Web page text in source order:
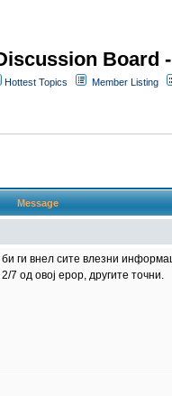
Board
Hottest Topics Member Listing
Message
ги внел сите влезни
7 од овој ерор, другите точни.